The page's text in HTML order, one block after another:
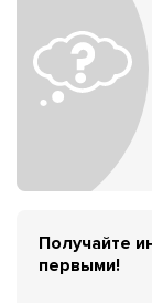
Получайте
первыми!